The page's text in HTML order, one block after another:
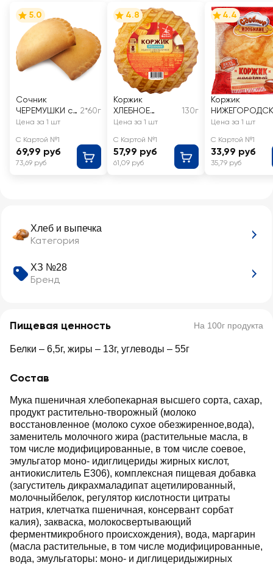
Хлеб и выпечка
Категория
ХЗ №28
Бренд
Пищевая ценность На 100г продукта
Белки – 6,5г, жиры – 13г, углеводы – 55г
Состав
Мука пшеничная хлебопекарная высшего сорта, сахар,
продукт растительно-творожный (молоко
восстановленное (молоко сухое обезжиренное,вода),
заменитель молочного жира (растительные масла, в
том числе модифицированные, в том числе соевое,
эмульгатор моно- идиглицериды жирных кислот,
антиокислитель Е306), комплексная пищевая добавка
(загуститель дикрахмаладипат ацетилированный,
молочныйбелок, регулятор кислотности цитраты
натрия, клетчатка пшеничная, консервант сорбат
калия), закваска, молокосвертывающий
ферментмикробного происхождения), вода, маргарин
(масла растительные, в том числе модифицированные,
вода, эмульгаторы: моно- и диглицеридыжирных
5.0
Сочник
ЧЕРЕМУШКИ с
вишней, 2x60г
2*60г
Цена за 1 шт
С Картой №1
69,99 руб
73,69 руб
4.8
Коржик
ХЛЕБНОЕ
МЕСТЕЧКО
130г
Цена за 1 шт
С Картой №1
57,99 руб
61,09 руб
4.4
Коржик
Й ХЛЕБ
Цена за 1 шт
С Картой №1
33,99 руб
35,79 руб